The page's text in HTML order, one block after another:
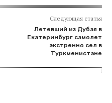
Следующая статья
Летевший из Дубая в
Екатеринбург самолет
экстренно сел в
Туркменистане